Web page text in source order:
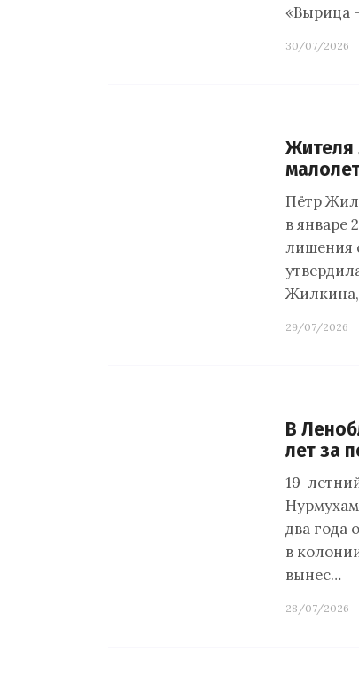
«Вырица
30/07/2026
Жителя
Пётр
в январе
лишения
Жилкина,
29/07/2026
В
лет за
19-
два года
в
вынес…
28/07/2026